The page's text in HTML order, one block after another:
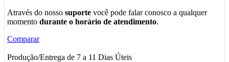
Através do nosso suporte você pode falar conosco a qualquer
momento durante o horário de atendimento.
Comparar
Produção/Entrega de 7 a 11 Dias Úteis